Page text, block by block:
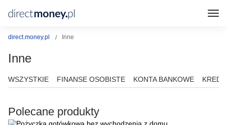
direct.money.pl Inne
Inne
WSZYSTKIE FINANSE OSOBISTE KONTA BANKOWE
Polecane produkty